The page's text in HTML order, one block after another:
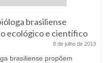
brasiliense
ecológico e científico
8 de julho de 2013
brasiliense propõem